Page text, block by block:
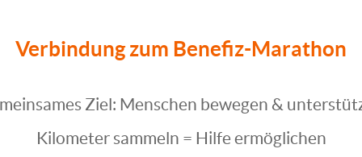
Verbindung zum Benefiz-Marathon
Ziel: Menschen bewegen &
Kilometer sammeln = Hilfe ermöglichen